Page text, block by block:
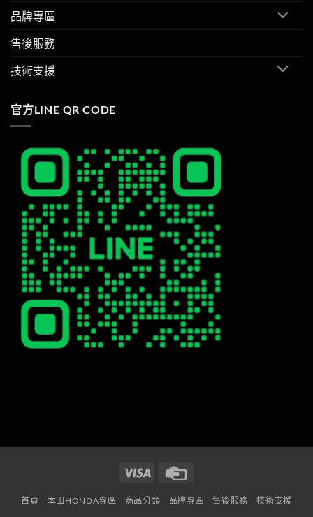
品牌專區
售後服務
技術支援
官方LINE QR CODE
Visa
首頁 本田HONDA專區 商品分類 品牌專區 售後服務 技術支援